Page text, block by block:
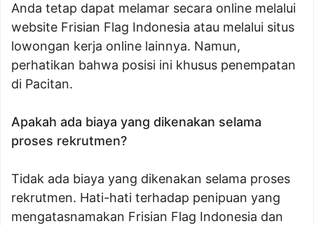
Anda tetap dapat melamar secara online melalui
website Frisian Flag Indonesia atau melalui situs
lowongan kerja online lainnya. Namun,
perhatikan bahwa posisi ini khusus penempatan
di Pacitan.
Apakah ada biaya yang dikenakan selama
proses rekrutmen?
Tidak ada biaya yang dikenakan selama proses
rekrutmen. Hati-hati terhadap penipuan yang
mengatasnamakan Frisian Flag Indonesia dan